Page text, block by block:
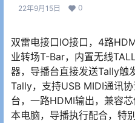
22年9月15日 0
双雷电接口IO接口，4路
业转场T-Bar，内置无线
器，导播台直接发送Tally触
Tally，支持USB MIDI通讯
台，一路HDMI输出，兼容
本电脑，导播执行配合，特